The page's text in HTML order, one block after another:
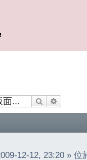
搜尋
12-12, 23:20 » 位